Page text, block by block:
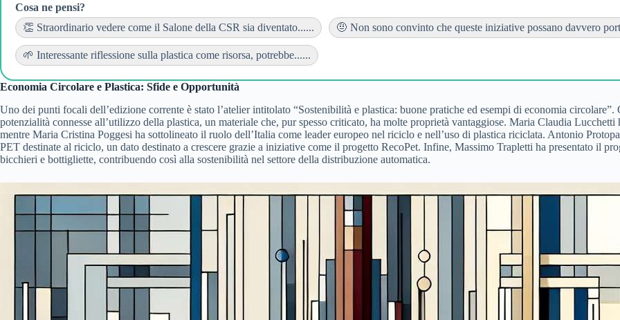
Cosa ne pensi?
👏 Straordinario vedere come il Salone della CSR sia diventato......
🤨 Non sono convinto che queste iniziative possano davvero
🌱 Interessante riflessione sulla plastica come risorsa, potrebbe......
Economia Circolare e Plastica: Sfide e Opportunità
Uno dei punti focali dell’edizione corrente è stato l’atelier intitolato “Sostenibilità e plastica: buone pratiche ed esempi di economia
potenzialità connesse all’utilizzo della plastica, un materiale che, pur spesso criticato, ha molte proprietà vantaggiose. Maria Claudia
mentre Maria Cristina Poggesi ha sottolineato il ruolo dell’Italia come leader europeo nel riciclo e nell’uso di plastica riciclata. Antonio
PET destinate al riciclo, un dato destinato a crescere grazie a iniziative come il progetto RecoPet. Infine, Massimo Trapletti ha presentato il
bicchieri e bottigliette, contribuendo così alla sostenibilità nel settore della distribuzione automatica.